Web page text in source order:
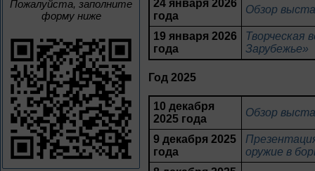
Пожалуйста, заполните
форму ниже
24 января 2026
года
Обзор
19 января 2026
года
Творческая
Зарубежье»
Год 2025
10 декабря
2025 года
Обзор
9 декабря 2025
года
оружие в